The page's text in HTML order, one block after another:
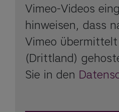
Vimeo-Videos
hinweisen, dass
Vimeo
(Drittland)
Sie in den